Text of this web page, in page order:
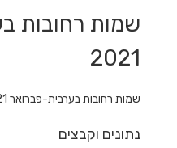
שמות רחובות
2021
שמות רחובות בערבית-פברואר 2021
נתונים וקבצים